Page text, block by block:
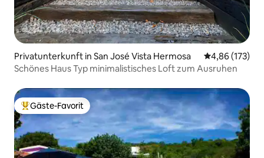
Privatunterkunft in San José Vista Hermosa
4,86 (173)
Schönes Haus Typ minimalistisches Loft zum Ausruhen
Beliebter Gäste-Favorit.
Gäste-Favorit